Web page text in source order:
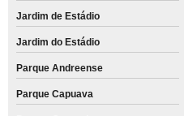
Jardim de Estádio
Jardim do Estádio
Parque Andreense
Parque Capuava